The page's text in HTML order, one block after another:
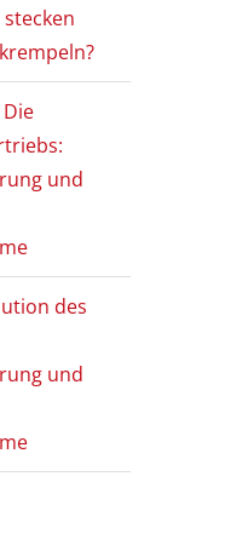
Die
und
des
und